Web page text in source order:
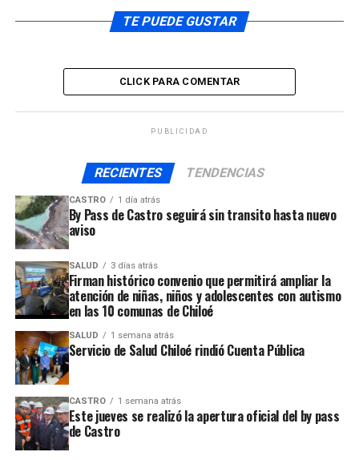
Dictan veredicto condenatorio a acusados de crimen de
joven ancuditano
En Palomar se reunió la Red Comunal de Escuelas
Básicas Completas
TE PUEDE GUSTAR
CLICK PARA COMENTAR
PUBLICIDAD
RECIENTES TENDENCIAS
CASTRO 1 día atrás
By Pass de Castro seguirá sin transito hasta nuevo
aviso
SALUD 3 días atrás
Firman histórico convenio que permitirá ampliar la
atención de niñas, niños y adolescentes con autismo
en las 10 comunas de Chiloé
SALUD 1 semana atrás
Servicio de Salud Chiloé rindió Cuenta Pública
CASTRO 1 semana atrás
Este jueves se realizó la apertura oficial del by pass
de Castro